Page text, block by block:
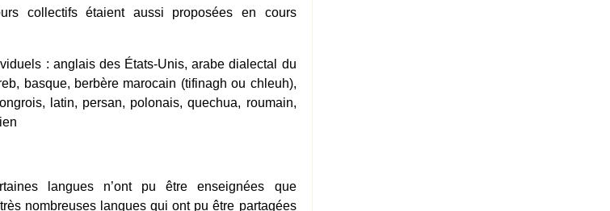
collectifs étaient aussi proposées en cours
: anglais des États-Unis, arabe dialectal du
basque, berbère marocain (tifinagh ou chleuh),
latin, persan, polonais, quechua, roumain,
langues n’ont pu être enseignées que
nombreuses langues qui ont pu être partagées